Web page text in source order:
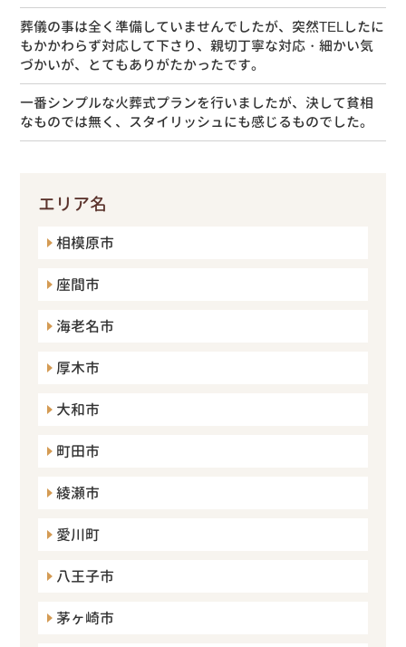
葬儀の事は全く準備していませんでしたが、突然TELしたに
もかかわらず対応して下さり、親切丁寧な対応・細かい気
づかいが、とてもありがたかったです。
一番シンプルな火葬式プランを行いましたが、決して貧相
なものでは無く、スタイリッシュにも感じるものでした。
エリア名
相模原市
座間市
海老名市
厚木市
大和市
町田市
綾瀬市
愛川町
八王子市
茅ヶ崎市